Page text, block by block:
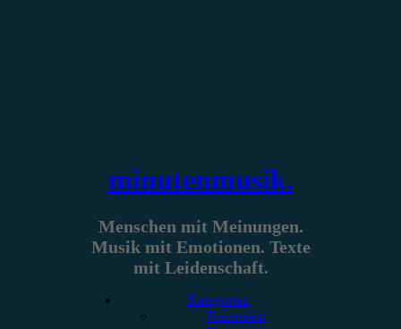
minutenmusik.
Menschen mit Meinungen.
Musik mit Emotionen. Texte
mit Leidenschaft.
Kategorien
Rezension